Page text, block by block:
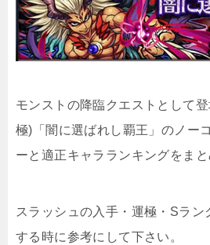
モンストの降臨クエストとして
極)「闇に選ばれし覇王」のノー
ーと適正キャラランキングをまと
スラッシュの入手・運極・Sラン
する時に参考にして下さい。